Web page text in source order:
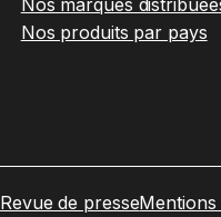
Nos marques
Nos produits par pays
Revue de presseMentions